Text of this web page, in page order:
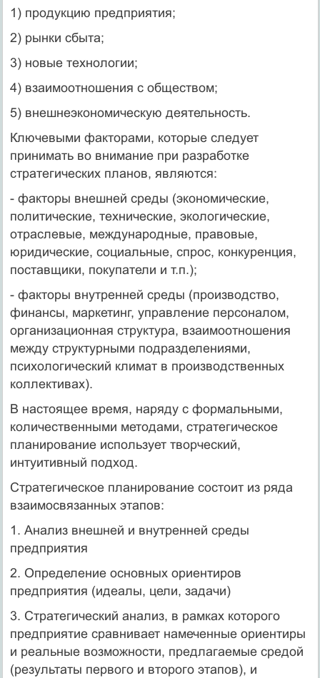
1) продукцию предприятия;
2) рынки сбыта;
3) новые технологии;
4) взаимоотношения с обществом;
5) внешнеэкономическую деятельность.
Ключевыми факторами, которые следует
принимать во внимание при разработке
стратегических планов, являются:
- факторы внешней среды (экономические,
политические, технические, экологические,
отраслевые, международные, правовые,
юридические, социальные, спрос, конкуренция,
поставщики, покупатели и т.п.);
- факторы внутренней среды (производство,
финансы, маркетинг, управление персоналом,
организационная структура, взаимоотношения
между структурными подразделениями,
психологический климат в производственных
коллективах).
В настоящее время, наряду с формальными,
количественными методами, стратегическое
планирование использует творческий,
интуитивный подход.
Стратегическое планирование состоит из ряда
взаимосвязанных этапов:
1. Анализ внешней и внутренней среды
предприятия
2. Определение основных ориентиров
предприятия (идеалы, цели, задачи)
3. Стратегический анализ, в рамках которого
предприятие сравнивает намеченные ориентиры
и реальные возможности, предлагаемые средой
(результаты первого и второго этапов), и